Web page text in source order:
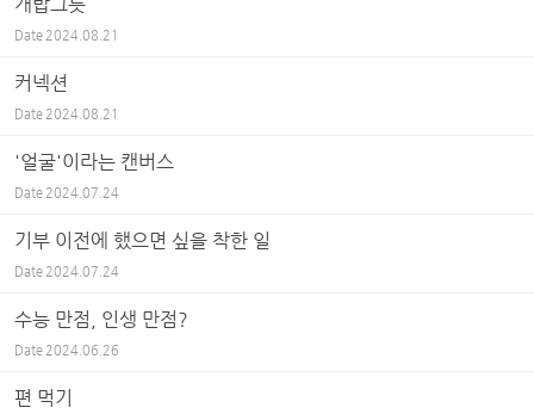
Date 2024.08.21
커넥션
Date 2024.08.21
'얼굴'이라는 캔버스
Date 2024.07.24
기부 이전에 했으면 싶을 착한 일
Date 2024.07.24
수능 만점, 인생 만점?
Date 2024.06.26
편 먹기